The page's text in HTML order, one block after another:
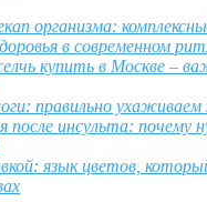
организма:
в современном
купить в Москве –
правильно ухаживаем
после инсульта: почему
язык цветов,